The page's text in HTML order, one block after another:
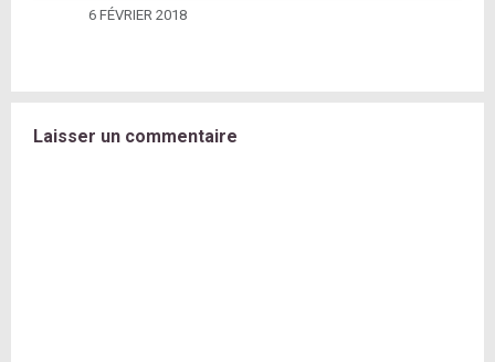
6 FÉVRIER 2018
Laisser un commentaire